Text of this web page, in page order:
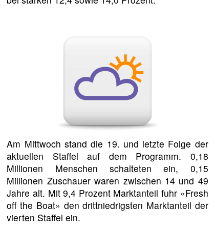
Am Mittwoch stand die 19. und letzte Folge der
aktuellen Staffel auf dem Programm. 0,18
Millionen Menschen schalteten ein, 0,15
Millionen Zuschauer waren zwischen 14 und 49
Jahre alt. Mit 9,4 Prozent Marktanteil fuhr «Fresh
off the Boat» den drittniedrigsten Marktanteil der
vierten Staffel ein.